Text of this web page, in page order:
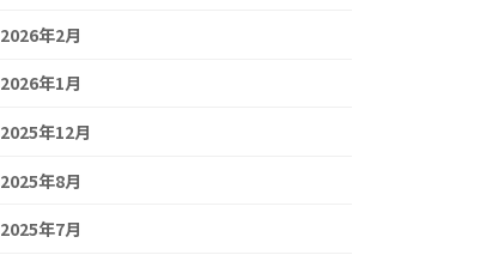
2026年2月
2026年1月
2025年12月
2025年8月
2025年7月